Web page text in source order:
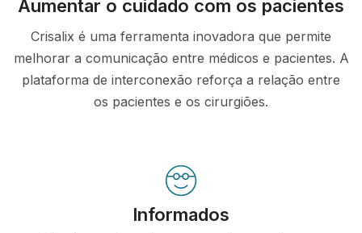
Aumentar o cuidado com os pacientes
Crisalix é uma ferramenta inovadora que permite
melhorar a comunicação entre médicos e pacientes. A
plataforma de interconexão reforça a relação entre
os pacientes e os cirurgiões.
Informados